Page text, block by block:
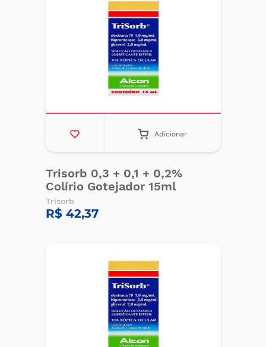
Adicionar
Trisorb 0,3 + 0,1 + 0,2%
Colírio Gotejador 15ml
Trisorb
R$ 42,37